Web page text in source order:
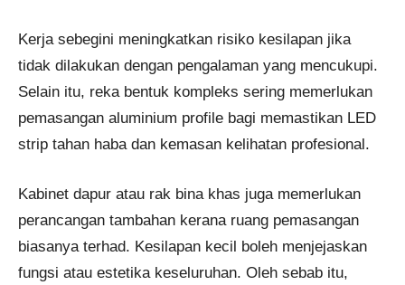
Kerja sebegini meningkatkan risiko kesilapan jika
tidak dilakukan dengan pengalaman yang mencukupi.
Selain itu, reka bentuk kompleks sering memerlukan
pemasangan aluminium profile bagi memastikan LED
strip tahan haba dan kemasan kelihatan profesional.
Kabinet dapur atau rak bina khas juga memerlukan
perancangan tambahan kerana ruang pemasangan
biasanya terhad. Kesilapan kecil boleh menjejaskan
fungsi atau estetika keseluruhan. Oleh sebab itu,